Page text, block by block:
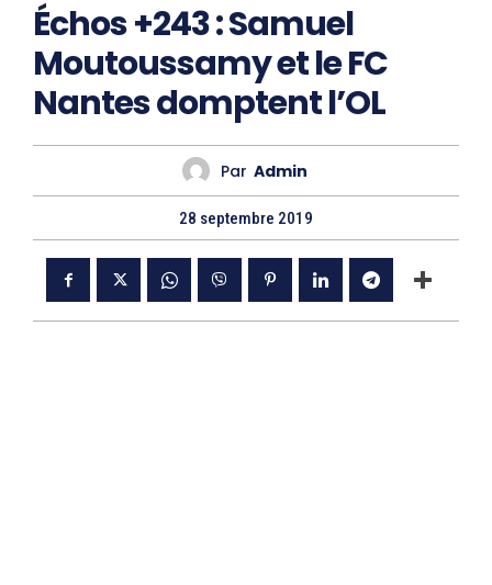
Échos +243 : Samuel
Moutoussamy et le FC
Nantes domptent l’OL
Par Admin
28 septembre 2019